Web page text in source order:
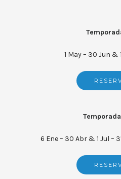
1 May – 30 Jun &
6 Ene – 30 Abr & 1 Jul –